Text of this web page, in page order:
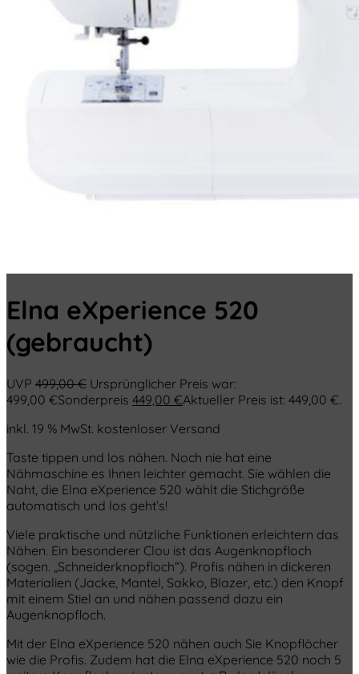
Elna eXperience 520
(gebraucht)
UVP 499,00€ Ursprünglicher Preis war:
499,00 €Sonderpreis 449,00 €Aktueller Preis ist: 449,00 €.
inkl. 19 % MwSt. kostenloser Versand
Taste tippen und los nähen. Noch nie hat eine
Nähmaschine es Ihnen leichter gemacht. Sie wählen die
Naht, die Elna eXperience 520 wählt die Stichgröße
automatisch und los geht’s!
Viele praktische und nützliche Funktionen erleichtern das
Nähen. Ein besonderer Clou ist das Augenknopfloch
(sogen. „Schneiderknopfloch“). Profis nähen in dickeren
Materialien (Jacke, Mantel, Sakko, Blazer, etc.) den Knopf
mit einem Stiel an und nähen passend dazu ein
Augenknopfloch.
Mit der Elna eXperience 520 nähen auch Sie Knopflöcher
wie die Profis. Zudem hat die Elna eXperience 520 noch 5